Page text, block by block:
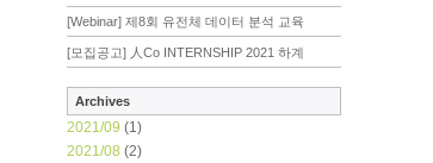
[Webinar] 제8회 유전체 데이터 분석 교육
[모집공고] 人Co INTERNSHIP 2021 하계
Archives
2021/09 (1)
2021/08 (2)